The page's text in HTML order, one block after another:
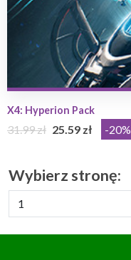
X4: Hyperion Pack
31.99 zł 25.59 zł -20%
Wybierz stronę: